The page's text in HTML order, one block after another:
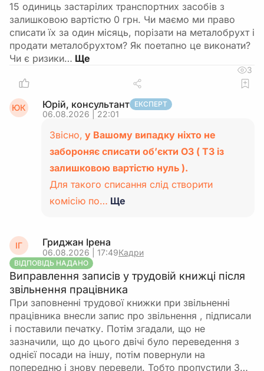
15 одиниць застарілих транспортних засобів з
залишковою вартістю 0 грн. Чи маємо ми право
списати їх за один місяць, порізати на металобрухт і
продати металобрухтом? Як поетапно це виконати?
Чи є ризики…
3
ЮК Юрій, консультант ЕКСПЕРТ
06.08.2026 | 22:01
Звісно, у Вашому випадку ніхто не
забороняє списати об’єкти ОЗ ( ТЗ із
залишковою вартістю нуль ).
Для такого списання слід створити
комісію по… Ще
ІГ Гриджан Ірена
06.08.2026 | 17:49Кадри
ВІДПОВІДЬ НАДАНО
Виправлення записів у трудовій книжці після
звільнення працівника
При заповненні трудової книжки при звільненні
працівника внесли запис про звільнення , підписали
і поставили печатку. Потім згадали, що не
зазначили, що до цього двічі було переведення з
однієї посади на іншу, потім повернули на
попередню і знову перевели. Тобто пропустили 3…